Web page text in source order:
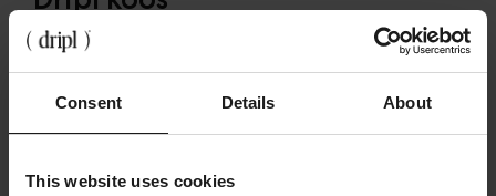
Consent Details About
This website uses cookies
Voor Milliken was de keuze simpel: een oplossing die
gezondheid, duurzaamheid én verbinding op de
werkvloer combineert.
“Het sterkste aan Dripl is ongetwijfeld het sociale en
uitgegroeid tot een ontmoetingsplek: collega’s